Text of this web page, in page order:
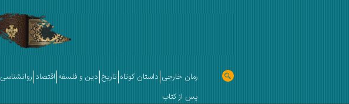
رمان خارجی داستان کوتاه تاریخ دین و فلسفه اقتصاد روانشناسی
پس از کتاب